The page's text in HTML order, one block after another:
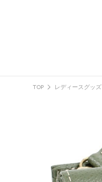
TOP レディースグッズ